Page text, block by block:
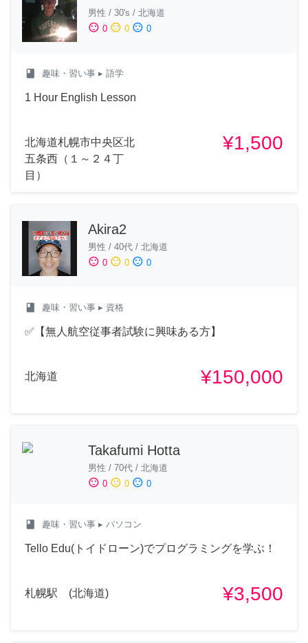
男性 / 30's / 北海道
sentiment_satisfied 0 sentiment_neutral 0 sentiment_dissatisfied 0
class 趣味・習い事 ▸ 語学
1 Hour English Lesson
北海道札幌市中央区北
五条西（１～２４丁
目）
¥1,500
Akira2
男性 / 40代 / 北海道
sentiment_satisfied 0 sentiment_neutral 0 sentiment_dissatisfied 0
class 趣味・習い事 ▸ 資格
✅【無人航空従事者試験に興味ある方】
北海道 ¥150,000
Takafumi Hotta
男性 / 70代 / 北海道
sentiment_satisfied 0 sentiment_neutral 0 sentiment_dissatisfied 0
class 趣味・習い事 ▸ パソコン
Tello Edu(トイドローン)でプログラミングを学ぶ！
札幌駅 (北海道) ¥3,500